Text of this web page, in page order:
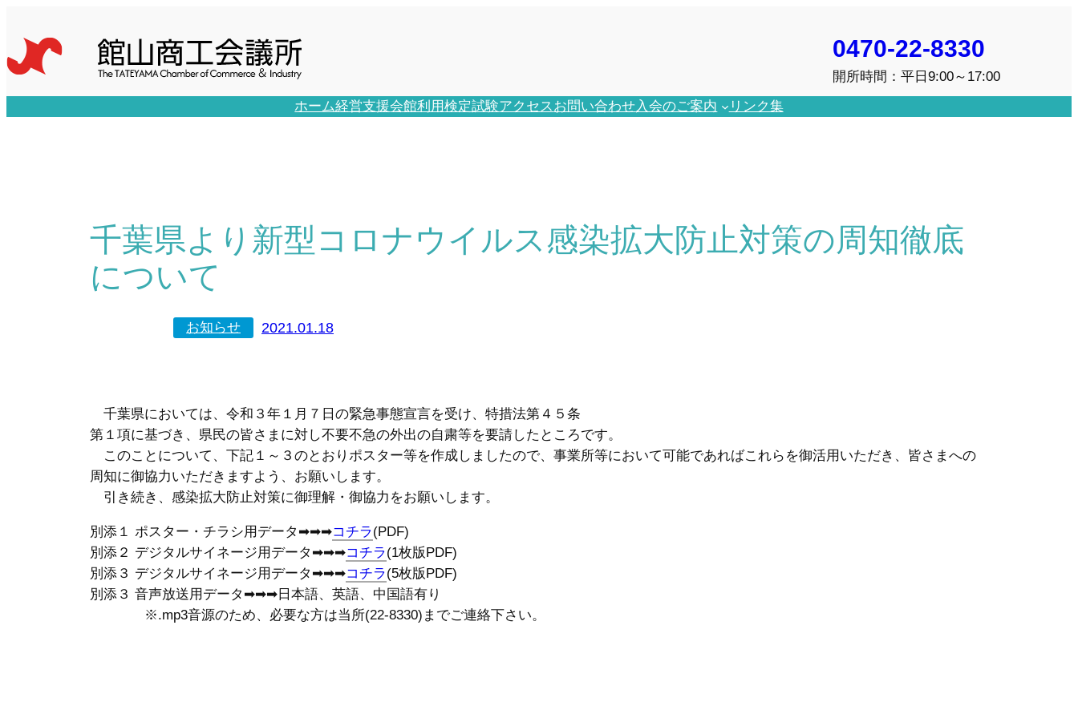
を
ス
キ
ッ
0470-22-8330
開所時間：平日9:00～17:00
ホーム経営支援会館利用検定試験アクセス お問い合わせ入会のご案内 リンク集
千葉県より新型コロナウイルス感染拡大防止対策の周知徹底
について
お知らせ 2021.01.18
千葉県においては、令和３年１月７日の緊急事態宣言を受け、特措法第４５条
第１項に基づき、県民の皆さまに対し不要不急の外出の自粛等を要請したところです。
このことについて、下記１～３のとおりポスター等を作成しましたので、事業所等において可能であればこれらを御活用いただき、皆さまへの
周知に御協力いただきますよう、お願いします。
引き続き、感染拡大防止対策に御理解・御協力をお願いします。
別添１ ポスター・チラシ用データ➡➡➡コチラ (PDF)
別添２ デジタルサイネージ用データ➡➡➡コチラ (1枚版PDF)
別添３ デジタルサイネージ用データ➡➡➡コチラ (5枚版PDF)
別添３ 音声放送用データ➡➡➡日本語、英語、中国語有り
※.mp3音源のため、必要な方は当所(22-8330)までご連絡下さい。